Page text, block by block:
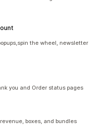
the wheel, newsletter
you and Order status pages
boxes, and bundles